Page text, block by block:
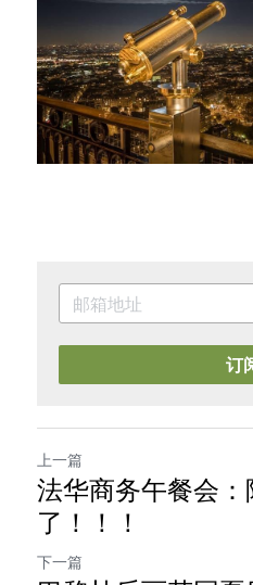
订
上一篇
法华商务午餐会
了！！！
下一篇